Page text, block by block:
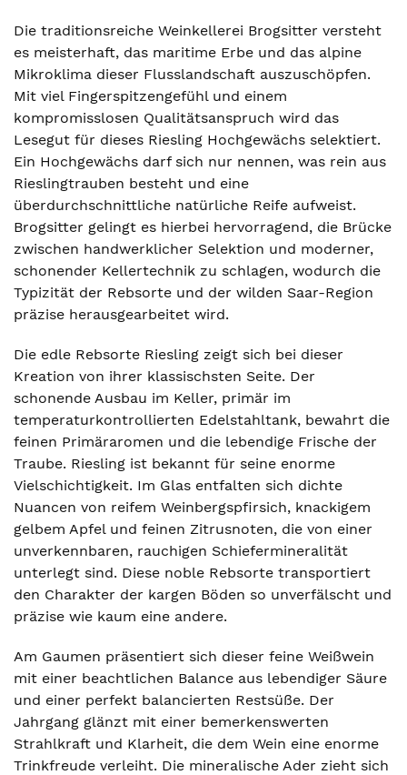
Die traditionsreiche Weinkellerei Brogsitter versteht
es meisterhaft, das maritime Erbe und das alpine
Mikroklima dieser Flusslandschaft auszuschöpfen.
Mit viel Fingerspitzengefühl und einem
kompromisslosen Qualitätsanspruch wird das
Lesegut für dieses Riesling Hochgewächs selektiert.
Ein Hochgewächs darf sich nur nennen, was rein aus
Rieslingtrauben besteht und eine
überdurchschnittliche natürliche Reife aufweist.
Brogsitter gelingt es hierbei hervorragend, die Brücke
zwischen handwerklicher Selektion und moderner,
schonender Kellertechnik zu schlagen, wodurch die
Typizität der Rebsorte und der wilden Saar-Region
präzise herausgearbeitet wird.
Die edle Rebsorte Riesling zeigt sich bei dieser
Kreation von ihrer klassischsten Seite. Der
schonende Ausbau im Keller, primär im
temperaturkontrollierten Edelstahltank, bewahrt die
feinen Primäraromen und die lebendige Frische der
Traube. Riesling ist bekannt für seine enorme
Vielschichtigkeit. Im Glas entfalten sich dichte
Nuancen von reifem Weinbergspfirsich, knackigem
gelbem Apfel und feinen Zitrusnoten, die von einer
unverkennbaren, rauchigen Schiefermineralität
unterlegt sind. Diese noble Rebsorte transportiert
den Charakter der kargen Böden so unverfälscht und
präzise wie kaum eine andere.
Am Gaumen präsentiert sich dieser feine Weißwein
mit einer beachtlichen Balance aus lebendiger Säure
und einer perfekt balancierten Restsüße. Der
Jahrgang glänzt mit einer bemerkenswerten
Strahlkraft und Klarheit, die dem Wein eine enorme
Trinkfreude verleiht. Die mineralische Ader zieht sich